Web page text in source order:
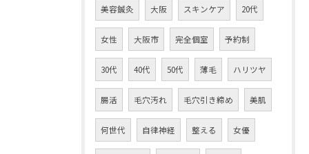
美容鍼灸 大阪 スキンケア 20代
女性 大阪市 完全個室 予約制
30代 40代 50代 薄毛 ハリツヤ
腸活 毛穴汚れ 毛穴引き締め 美肌
何世代 自律神経 整える 女優